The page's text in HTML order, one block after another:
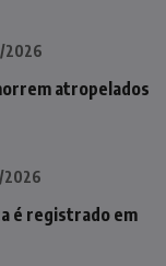
2026
atropelados
é registrado em